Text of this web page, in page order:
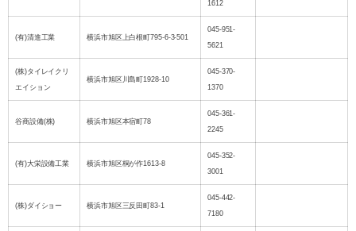
1612
(有)清進工業 横浜市旭区上白根町795-6-3-501
045-951-
5621
(株)タイレイクリ
エイション
横浜市旭区川島町1928-10
045-370-
1370
谷商設備(株) 横浜市旭区本宿町78
045-361-
2245
(有)大栄設備工業 横浜市旭区桐が作1613-8
045-352-
3001
(株)ダイショー 横浜市旭区三反田町83-1
045-442-
7180